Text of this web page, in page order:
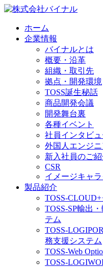
ホーム
企業情報
バイナルとは
概要・沿革
組織・取引先
拠点・開発環境
TOSS誕生秘話
商品開発会議
開発舞台裏
各種イベント
社員インタビュ
外国人エンジニ
新入社員のご
CSR
イメージキャ
製品紹介
TOSS-CLOUD+
TOSS-SP輸出
テム
TOSS-
務支援システム
TOSS-Web
TOSS-